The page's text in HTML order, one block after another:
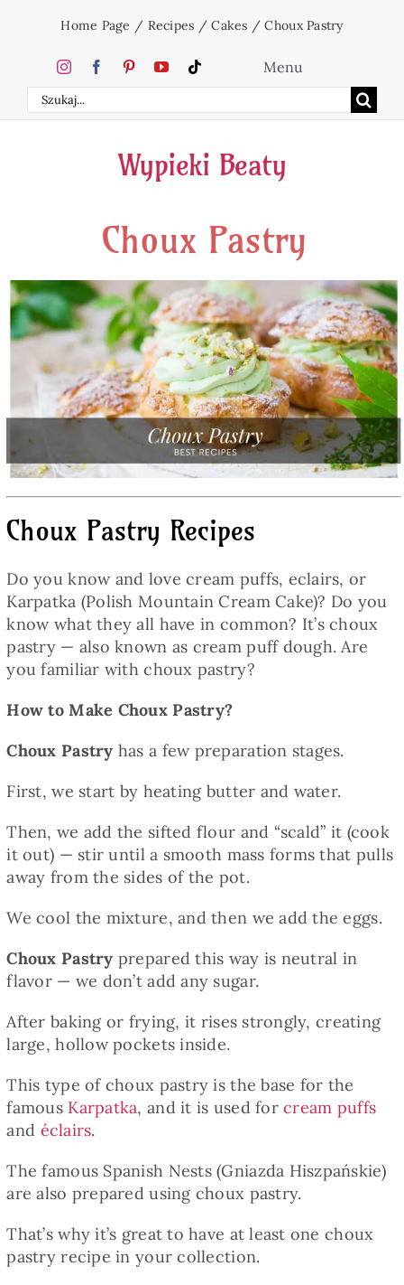
content
Home Page / Recipes /Cakes /Choux Pastry
Search
for:
Menu
Home
Cakes
Desserts
Holidays
Beverages
Baked Goods
Preserves
Healthy and fit
World Cuisines
Wypieki Beaty
Choux Pastry
Choux Pastry Recipes
Do you know and love cream puffs, eclairs, or
Karpatka (Polish Mountain Cream Cake)? Do you
know what they all have in common? It’s choux
pastry — also known as cream puff dough. Are
you familiar with choux pastry?
How to Make Choux Pastry?
Choux Pastry has a few preparation stages.
First, we start by heating butter and water.
Then, we add the sifted flour and “scald” it (cook
it out) — stir until a smooth mass forms that pulls
away from the sides of the pot.
We cool the mixture, and then we add the eggs.
Choux Pastry prepared this way is neutral in
flavor — we don’t add any sugar.
After baking or frying, it rises strongly, creating
large, hollow pockets inside.
This type of choux pastry is the base for the
famous Karpatka, and it is used forcream puffs
and éclairs.
The famous Spanish Nests (Gniazda Hiszpańskie)
are also prepared using choux pastry.
That’s why it’s great to have at least one choux
pastry recipe in your collection.